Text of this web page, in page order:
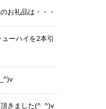
お礼品は・・・
ーハイを2本引
きました(^_^)v